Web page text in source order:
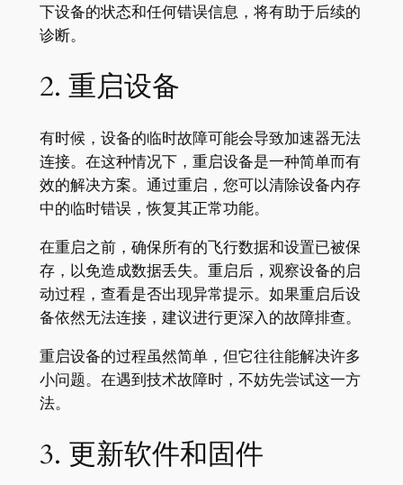
下设备的状态和任何错误信息，将有助于后续的
诊断。
2. 重启设备
有时候，设备的临时故障可能会导致加速器无法
连接。在这种情况下，重启设备是一种简单而有
效的解决方案。通过重启，您可以清除设备内存
中的临时错误，恢复其正常功能。
在重启之前，确保所有的飞行数据和设置已被保
存，以免造成数据丢失。重启后，观察设备的启
动过程，查看是否出现异常提示。如果重启后设
备依然无法连接，建议进行更深入的故障排查。
重启设备的过程虽然简单，但它往往能解决许多
小问题。在遇到技术故障时，不妨先尝试这一方
法。
3. 更新软件和固件